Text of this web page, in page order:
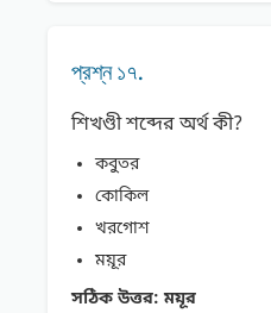
প্রশ্ন ১৭.
শিখণ্ডী শব্দের অর্থ কী?
কবুতর
কোকিল
খরগােশ
ময়ূর
সঠিক উত্তর: ময়ূর